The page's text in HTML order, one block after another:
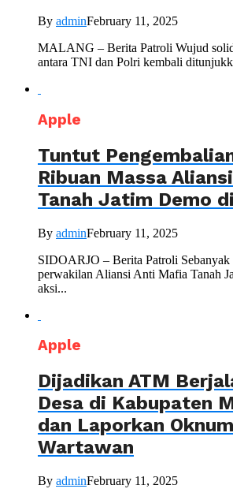
By adminFebruary 11, 2025
MALANG – Berita Patroli Wujud
antara TNI dan Polri kembali
Apple
Tuntut
Ribuan Massa
Tanah Jatim Demo
By adminFebruary 11, 2025
SIDOARJO – Berita Patroli Sebanyak
perwakilan Aliansi Anti Mafia Tanah
aksi...
Apple
Dijadikan ATM
Desa di Kabupaten
dan Laporkan
Wartawan
By adminFebruary 11, 2025